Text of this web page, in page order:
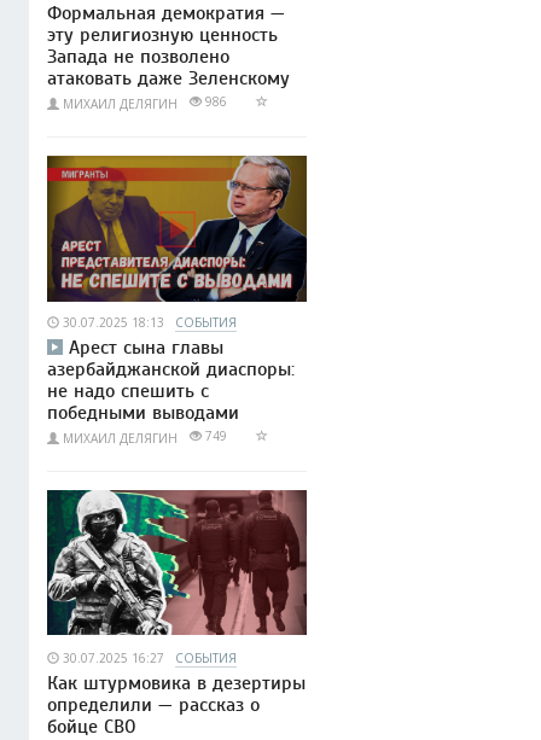
Формальная демократия —
эту религиозную ценность
Запада не позволено
атаковать даже Зеленскому
МИХАИЛ ДЕЛЯГИН 986
30.07.2025 18:13 СОБЫТИЯ
Арест сына главы
азербайджанской диаспоры:
не надо спешить с
победными выводами
МИХАИЛ ДЕЛЯГИН 749
30.07.2025 16:27 СОБЫТИЯ
Как штурмовика в дезертиры
определили — рассказ о
бойце СВО